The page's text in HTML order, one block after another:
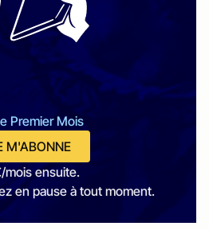
Premier Mois
M'ABONNE
mois ensuite.
en pause à tout moment.